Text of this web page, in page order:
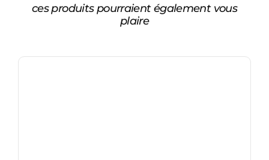
ces produits pourraient également vous
plaire